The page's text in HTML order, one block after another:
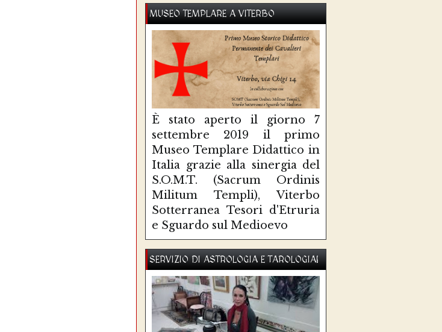
MUSEO TEMPLARE A VITERBO
È stato aperto il giorno 7
settembre 2019 il primo
Museo Templare Didattico in
Italia grazie alla sinergia del
S.O.M.T. (Sacrum Ordinis
Militum Templi), Viterbo
Sotterranea Tesori d'Etruria
e Sguardo sul Medioevo
SERVIZIO DI ASTROLOGIA E TAROLOGIA!